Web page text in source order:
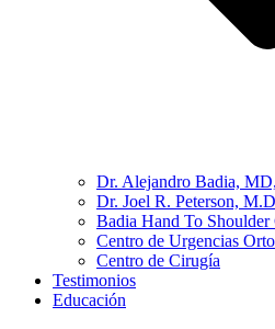
Dr. Alejandro Badia,
Dr. Joel R. Peterson,
Badia Hand To Shoulder
Centro de Urgencias
Centro de Cirugía
Testimonios
Educación